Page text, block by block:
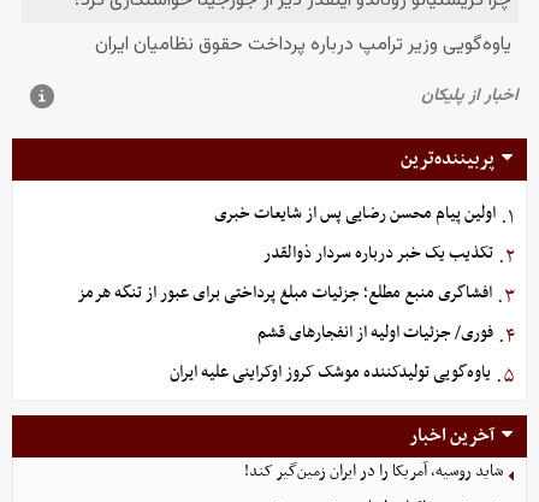
پربیننده‌ترین
۱. اولین پیام محسن رضایی پس از شایعات خبری
۲. تکذیب یک خبر درباره سردار ذوالقدر
۳. افشاگری منبع مطلع؛ جزئیات مبلغ پرداختی برای عبور از تنگه هرمز
۴. فوری/ جزئیات اولیه از انفجارهای قشم
۵. یاوه‌گویی تولیدکننده موشک کروز اوکراینی علیه ایران
آخرین اخبار
شاید روسیه، آمریکا را در ایران زمین‌گیر کند!